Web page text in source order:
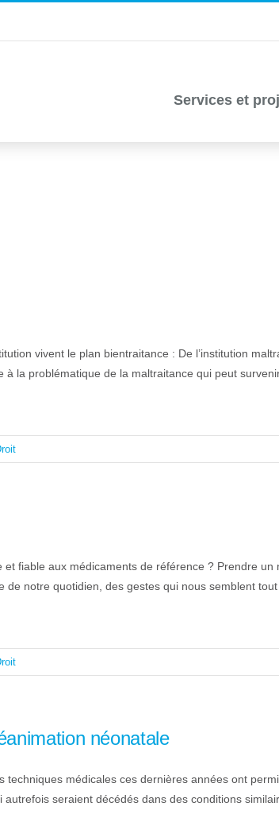
Services et
vivent le plan bientraitance : De l’institution
la problématique de la maltraitance qui peut
fiable aux médicaments de référence ? Prendre
notre quotidien, des gestes qui nous semblent
néonatale
médicales ces dernières années ont
seraient décédés dans des conditions